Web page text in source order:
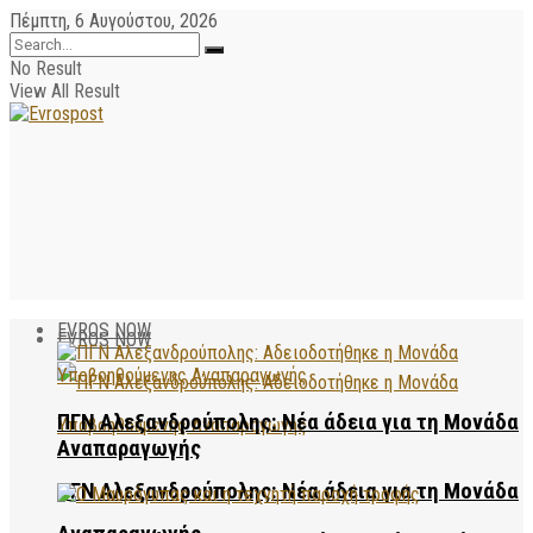
Πέμπτη, 6 Αυγούστου, 2026
No Result
View All Result
EVROS NOW
ΠΓΝ Αλεξανδρούπολης: Νέα άδεια για τη Μονάδα
EVROS NOW
ΠΓΝ Αλεξανδρούπολης: Νέα άδεια για τη Μονάδα
Αναπαραγωγής